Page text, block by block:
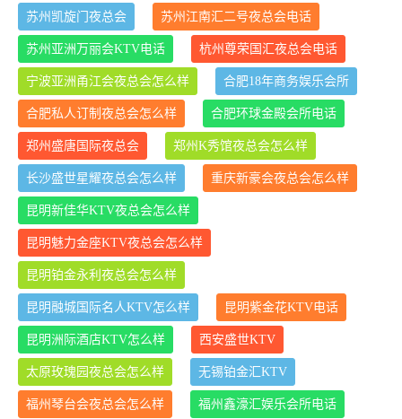
苏州凯旋门夜总会 苏州江南汇二号夜总会电话
苏州亚洲万丽会KTV电话 杭州尊荣国汇夜总会电话
宁波亚洲甬江会夜总会怎么样 合肥18年商务娱乐会所
合肥私人订制夜总会怎么样 合肥环球金殿会所电话
郑州盛唐国际夜总会 郑州K秀馆夜总会怎么样
长沙盛世星耀夜总会怎么样 重庆新豪会夜总会怎么样
昆明新佳华KTV夜总会怎么样
昆明魅力金座KTV夜总会怎么样
昆明铂金永利夜总会怎么样
昆明融城国际名人KTV怎么样 昆明紫金花KTV电话
昆明洲际酒店KTV怎么样 西安盛世KTV
太原玫瑰园夜总会怎么样 无锡铂金汇KTV
福州琴台会夜总会怎么样 福州鑫濠汇娱乐会所电话